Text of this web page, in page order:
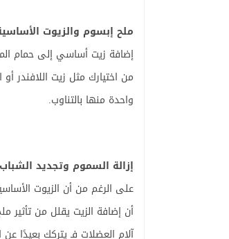
ملح إبسوم والزيوت
من اختيارك مثل زيت اللافندر
واحدة منها بالتناوب.
إزالة السموم وتجديد
على الرغم من أن الزيوت
أن إضافة الزيت يقلل من تأثير
آلام العضلات فـ يتركك بعيدًا